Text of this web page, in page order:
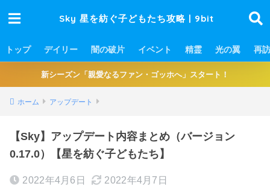
Sky 星を紡ぐ子どもたち攻略 | 9bit
トップ デイリー 闇の破片 イベント 精霊 光の翼 再訪
新シーズン「親愛なるファン・ゴッホへ」スタート！
ホーム アップデート
【Sky】アップデート内容まとめ（バージョン
0.17.0）【星を紡ぐ子どもたち】
2022年4月6日 2022年4月7日